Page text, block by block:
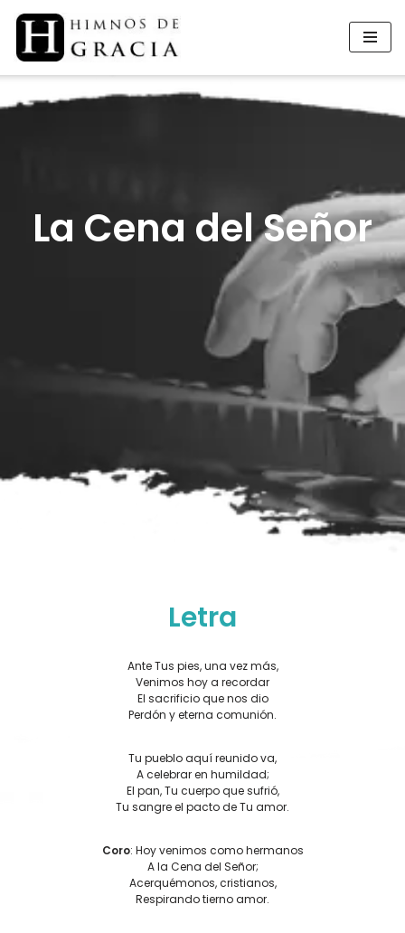
Saltar
contenido
La Cena del Señor
Letra
Ante Tus pies, una vez más,
Venimos hoy a recordar
El sacrificio que nos dio
Perdón y eterna comunión.
Tu pueblo aquí reunido va,
A celebrar en humildad;
El pan, Tu cuerpo que sufrió,
Tu sangre el pacto de Tu amor.
Coro: Hoy venimos como hermanos
A la Cena del Señor;
Acerquémonos, cristianos,
Respirando tierno amor.